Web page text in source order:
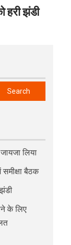
हरी झंडी
Search
लिया
बैठक
के लिए